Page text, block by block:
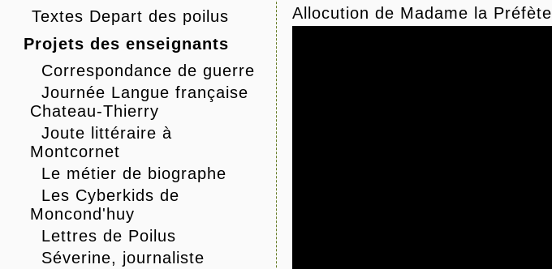
Textes Depart des poilus
Projets des enseignants
Correspondance de guerre
Journée Langue française
Chateau-Thierry
Joute littéraire à
Montcornet
Le métier de biographe
Les Cyberkids de
Moncond'huy
Lettres de Poilus
Séverine, journaliste
Allocution de Madame la Préfète